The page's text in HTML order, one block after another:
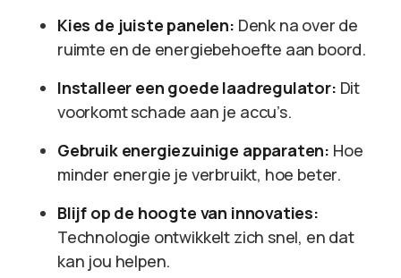
Kies de juiste panelen: Denk na over de
ruimte en de energiebehoefte aan boord.
Installeer een goede laadregulator: Dit
voorkomt schade aan je accu’s.
Gebruik energiezuinige apparaten: Hoe
minder energie je verbruikt, hoe beter.
Blijf op de hoogte van innovaties:
Technologie ontwikkelt zich snel, en dat
kan jou helpen.